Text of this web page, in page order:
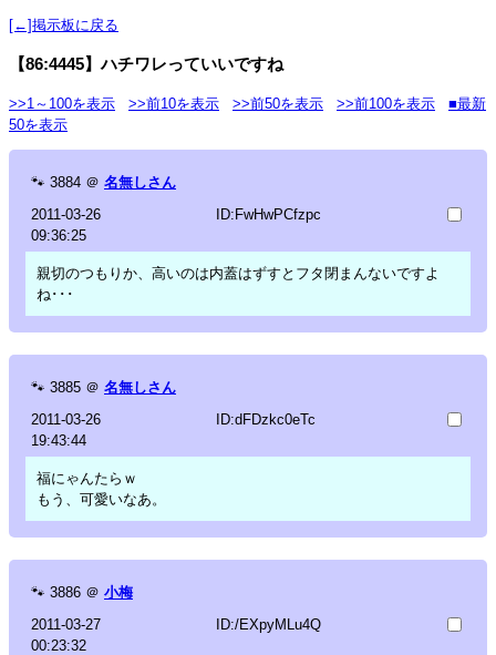
[←]掲示板に戻る
【86:4445】ハチワレっていいですね
>>1～100を表示 >>前10を表示 >>前50を表示 >>前100を表示
■最新
50を表示
🐾 3884 ＠ 名無しさん
2011-03-26
09:36:25
ID:FwHwPCfzpc
親切のつもりか、高いのは内蓋はずすとフタ閉まんないですよ
ね･･･
🐾 3885 ＠ 名無しさん
2011-03-26
19:43:44
ID:dFDzkc0eTc
福にゃんたらｗ
もう、可愛いなあ。
🐾 3886 ＠ 小梅
2011-03-27
00:23:32
ID:/EXpyMLu4Q